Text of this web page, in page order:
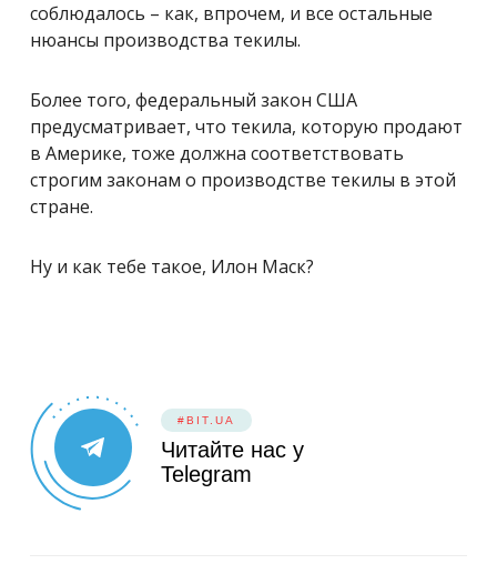
соблюдалось – как, впрочем, и все остальные
нюансы производства текилы.
Более того, федеральный закон США
предусматривает, что текила, которую продают
в Америке, тоже должна соответствовать
строгим законам о производстве текилы в этой
стране.
Ну и как тебе такое, Илон Маск?
#BIT.UA
Читайте нас у
Telegram